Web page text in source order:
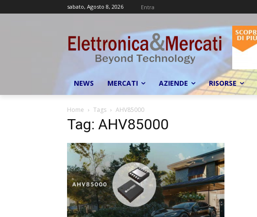
sabato, Agosto 8, 2026 Entra
NEWS MERCATI AZIENDE RISORSE
Home Tags AHV85000
Tag: AHV85000